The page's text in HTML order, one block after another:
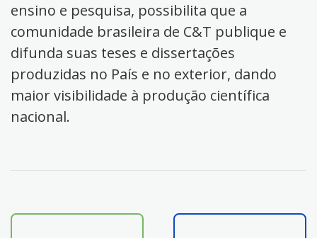
ensino e pesquisa, possibilita que a
comunidade brasileira de C&T publique e
difunda suas teses e dissertações
produzidas no País e no exterior, dando
maior visibilidade à produção científica
nacional.